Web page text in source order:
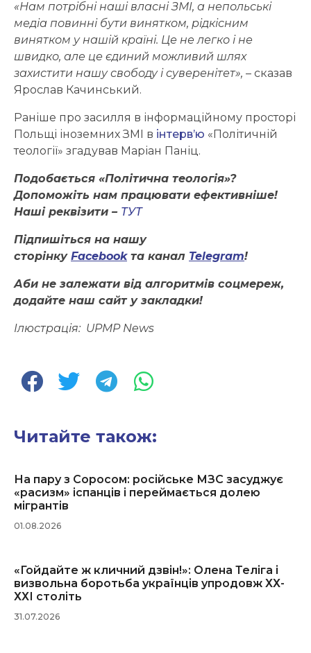
«Нам потрібні наші власні ЗМІ, а непольські
медіа повинні бути винятком, рідкісним
винятком у нашій країні. Це не легко і не
швидко, але це єдиний можливий шлях
захистити нашу свободу і суверенітет», – сказав
Ярослав Качинський.
Раніше про засилля в інформаційному просторі
Польщі іноземних ЗМІ в інтерв’ю «Політичній
теології» згадував Маріан Паніц.
Подобається «Політична теологія»?
Допоможіть нам працювати ефективніше!
Наші реквізити – ТУТ
Підпишіться на нашу
сторінку Facebookта канал Telegram!
Аби не залежати від алгоритмів соцмереж,
додайте наш сайт у закладки!
Ілюстрація: UPMP News
Читайте також:
На пару з Соросом: російське МЗС засуджує
«расизм» іспанців і переймається долею
мігрантів
01.08.2026
«Гойдайте ж кличний дзвін!»: Олена Теліга і
визвольна боротьба українців упродовж ХХ-
ХХІ століть
31.07.2026